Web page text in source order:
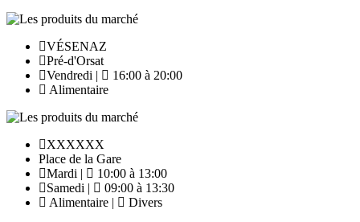
VÉSENAZ
Pré-d'Orsat
Vendredi |
16:00 à 20:00
Alimentaire
XXXXXX
Place de la Gare
Mardi |
10:00 à 13:00
Samedi |
09:00 à 13:30
Alimentaire |
Divers